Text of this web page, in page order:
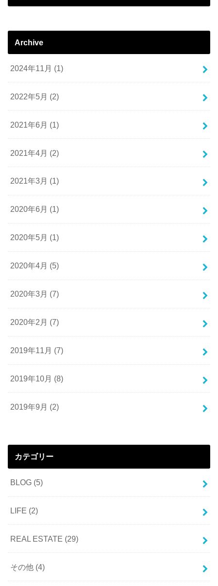
Archive
2024年11月 (1)
2022年5月 (2)
2021年6月 (1)
2021年4月 (2)
2021年3月 (1)
2020年6月 (1)
2020年5月 (1)
2020年4月 (5)
2020年3月 (7)
2020年2月 (7)
2019年11月 (7)
2019年10月 (8)
2019年9月 (2)
カテゴリー
BLOG (5)
LIFE (2)
REAL ESTATE (29)
その他 (4)